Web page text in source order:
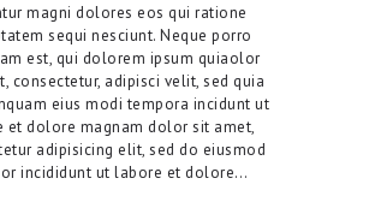
magni dolores eos qui ratione
sequi nesciunt. Neque porro
est, qui dolorem ipsum quiaolor
consectetur, adipisci velit, sed quia
eius modi tempora incidunt ut
et dolore magnam dolor sit amet,
adipisicing elit, sed do eiusmod
incididunt ut labore et dolore…